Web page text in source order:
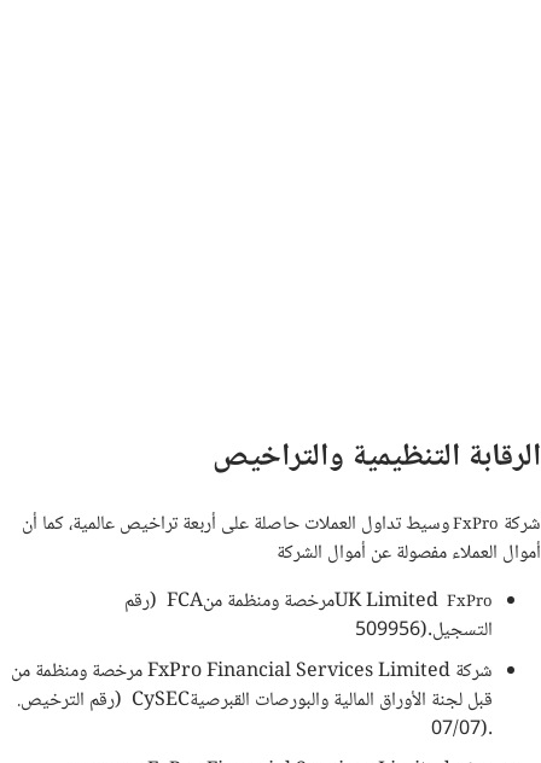
الرقابة التنظيمية والتراخيص
شركة FxProوسيط تداول العملات حاصلة على أربعة تراخيص عالمية، كما أن
أموال العملاء مفصولة عن أموال الشركة
FxPro
UK Limitedمرخصة ومنظمة منFCA (رقم
التسجيل509956).
شركةFxPro Financial Services Limitedمرخصة ومنظمة من
قبل لجنة الأوراق المالية والبورصات القبرصيةCySEC (رقم الترخيص.
07/07).